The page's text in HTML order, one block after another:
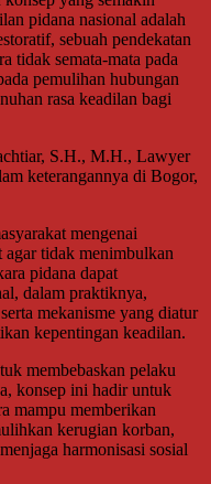
pidana nasional adalah
sebuah pendekatan
tidak semata-mata pada
pemulihan hubungan
rasa keadilan bagi
S.H., M.H., Lawyer
keterangannya di Bogor,
mengenai
agar tidak menimbulkan
pidana dapat
dalam praktiknya,
mekanisme yang diatur
kepentingan keadilan.
membebaskan pelaku
konsep ini hadir untuk
mampu memberikan
kerugian korban,
harmonisasi sosial